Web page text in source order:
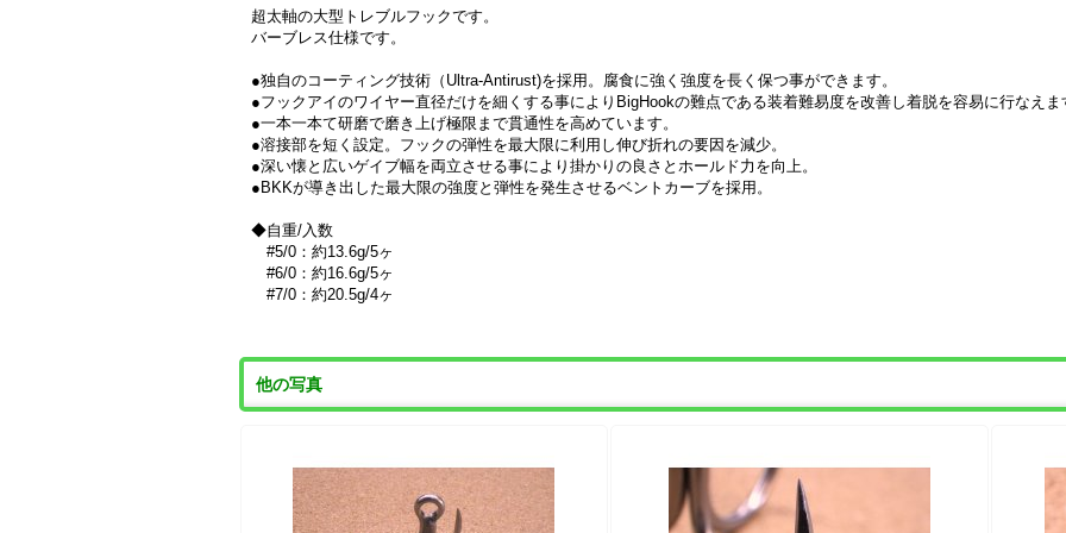
超太軸の大型トレブルフックです。
バーブレス仕様です。
●独自のコーティング技術（Ultra-Antirust)を採用。腐食に強く強度を長く保つ事ができます。
●フックアイのワイヤー直径だけを細くする事によりBigHookの難点である装着難易度を改善し着脱を容易に行なえま
●一本一本て研磨で磨き上げ極限まで貫通性を高めています。
●溶接部を短く設定。フックの弾性を最大限に利用し伸び折れの要因を減少。
●深い懐と広いゲイブ幅を両立させる事により掛かりの良さとホールド力を向上。
●BKKが導き出した最大限の強度と弾性を発生させるベントカーブを採用。
◆自重/入数
#5/0：約13.6g/5ヶ
#6/0：約16.6g/5ヶ
#7/0：約20.5g/4ヶ
他の写真